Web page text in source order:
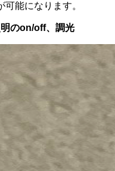
可能になります。
のon/off、調光